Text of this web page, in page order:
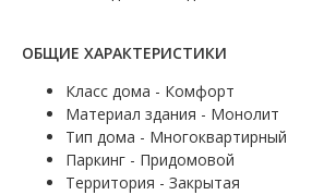
ОБЩИЕ ХАРАКТЕРИСТИКИ
Класс дома - Комфорт
Материал здания - Монолит
Тип дома - Многоквартирный
Паркинг - Придомовой
Территория - Закрытая